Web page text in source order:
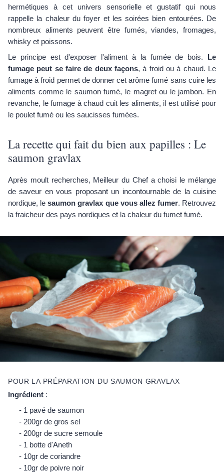
hermétiques à cet univers sensorielle et gustatif qui nous
rappelle la chaleur du foyer et les soirées bien entourées. De
nombreux aliments peuvent être fumés, viandes, fromages,
whisky et poissons.
Le principe est d'exposer l'aliment à la fumée de bois. Le
fumage peut se faire de deux façons, à froid ou à chaud. Le
fumage à froid permet de donner cet arôme fumé sans cuire les
aliments comme le saumon fumé, le magret ou le jambon. En
revanche, le fumage à chaud cuit les aliments, il est utilisé pour
le poulet fumé ou les saucisses fumées.
La recette qui fait du bien aux papilles : Le
saumon gravlax
Après moult recherches, Meilleur du Chef a choisi le mélange
de saveur en vous proposant un incontournable de la cuisine
nordique, lesaumon gravlax que vous allez fumer. Retrouvez
la fraicheur des pays nordiques et la chaleur du fumet fumé.
POUR LA PRÉPARATION DU SAUMON GRAVLAX
Ingrédient :
1 pavé de saumon
200gr de gros sel
200gr de sucre semoule
1 botte d'Aneth
10gr de coriandre
10gr de poivre noir